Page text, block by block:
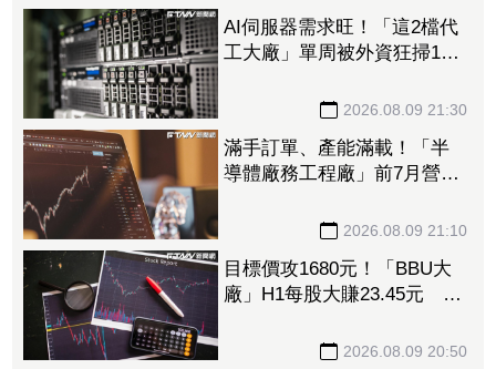
AI伺服器需求旺！「這2檔代
工大廠」單周被外資狂掃14.5
2026.08.09 21:30
滿手訂單、產能滿載！「半
導體廠務工程廠」前7月營收
2026.08.09 21:10
目標價攻1680元！「BBU大
廠」H1每股大賺23.45元 資
化推升毛利率 2026.08.09 20:50